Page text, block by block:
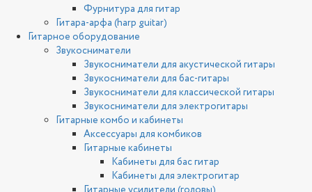
Фурнитура для гитар
Гитара-арфа (harp guitar)
Гитарное оборудование
Звукосниматели
Звукосниматели для акустической гитары
Звукосниматели для бас-гитары
Звукосниматели для классической гитары
Звукосниматели для электрогитары
Гитарные комбо и кабинеты
Аксессуары для комбиков
Гитарные кабинеты
Кабинеты для бас гитар
Кабинеты для электрогитар